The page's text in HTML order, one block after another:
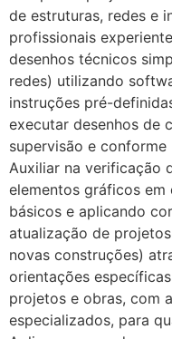
de estruturas, redes e
profissionais
desenhos técnicos
redes) utilizando
instruções pré-
executar desenhos de
supervisão e
Auxiliar na verificação
elementos gráficos
básicos e aplicando
atualização de
novas construções)
orientações
projetos e obras, com
especializados, para